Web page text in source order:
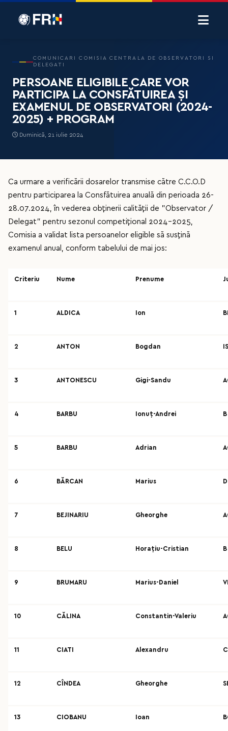
COMUNICARI COMISIA CENTRALA DE OBSERVATORI SI
DELEGATI
PERSOANE ELIGIBILE CARE VOR
PARTICIPA LA CONSFĂTUIREA ȘI
EXAMENUL DE OBSERVATORI (2024-
2025) + PROGRAM
Duminică, 21 iulie 2024
Ca urmare a verificării dosarelor transmise către C.C.O.D
pentru participarea la Consfătuirea anuală din perioada 26-
28.07.2024, în vederea obținerii calității de ”Observator /
Delegat” pentru sezonul competițional 2024-2025,
Comisia a validat lista persoanelor eligible să susțină
examenul anual, conform tabelului de mai jos:
Criteriu Nume Prenume
1 ALDICA Ion
2 ANTON Bogdan IS
3 ANTONESCU Gigi-Sandu
4 BARBU Ionuț-Andrei B
5 BARBU Adrian
6 BĂRCAN Marius
7 BEJINARIU Gheorghe
8 BELU Horațiu-Cristian B
9 BRUMARU Marius-Daniel
10 CĂLINA Constantin-Valeriu
11 CIATI Alexandru
12 CÎNDEA Gheorghe
13 CIOBANU Ioan